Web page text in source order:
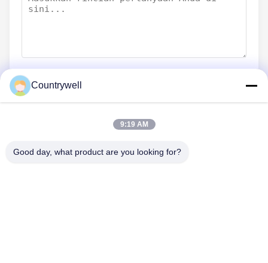
HUBUNGI KAMI
Countrywell
9:19 AM
Good day, what product are you looking for?